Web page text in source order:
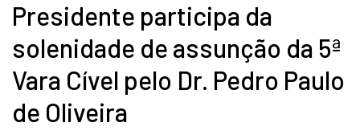
Presidente participa da
solenidade de assunção da 5ª
Vara Cível pelo Dr. Pedro Paulo
de Oliveira